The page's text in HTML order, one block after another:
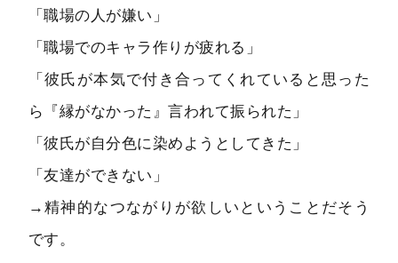
「職場の人が嫌い」
「職場でのキャラ作りが疲れる」
「彼氏が本気で付き合ってくれていると思った
ら『縁がなかった』言われて振られた」
「彼氏が自分色に染めようとしてきた」
「友達ができない」
→精神的なつながりが欲しいということだそう
です。